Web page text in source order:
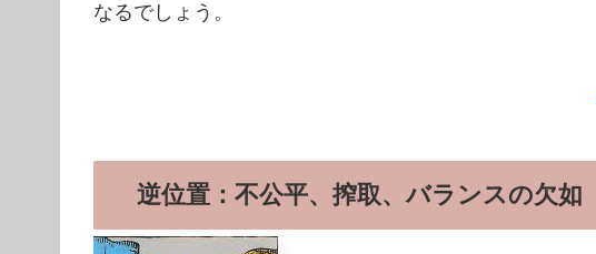
なるでしょう。
逆位置：不公平、搾取、バランスの欠如